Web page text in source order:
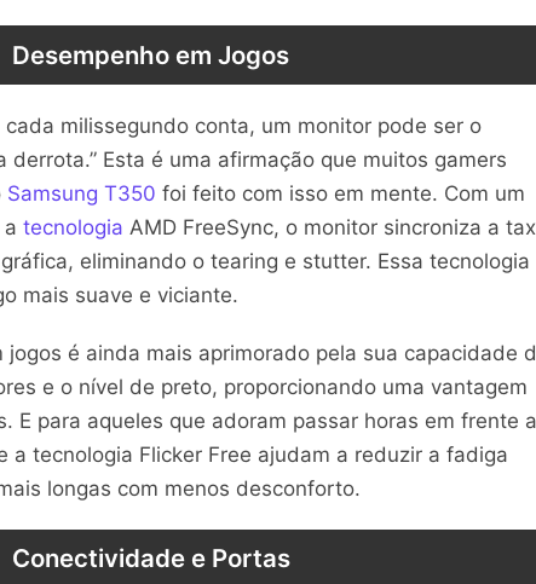
Desempenho em Jogos
milissegundo conta, um monitor pode ser o
Esta é uma afirmação que muitos gamers
Samsung T350 foi feito com isso em mente. Com um
tecnologia AMD FreeSync, o monitor sincroniza a
eliminando o tearing e stutter. Essa tecnologia
mais suave e viciante.
é ainda mais aprimorado pela sua capacidade
e o nível de preto, proporcionando uma vantagem
E para aqueles que adoram passar horas em frente
a tecnologia Flicker Free ajudam a reduzir a fadiga
longas com menos desconforto.
Conectividade e Portas